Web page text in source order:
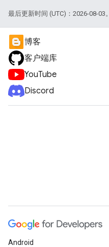
最后更新时间 (UTC)：2026-08-03。
博客
客户端库
YouTube
Discord
Android